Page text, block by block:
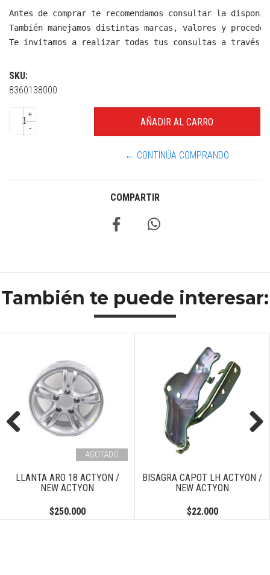
Antes de comprar te recomendamos consultar la
También manejamos distintas marcas, valores y
Te invitamos a realizar todas tus consultas a través
SKU:
8360138000
+
-
← CONTINÚA COMPRANDO
COMPARTIR
También te puede interesar:
AGOTADO
LLANTA ARO 18 ACTYON /
NEW ACTYON
$250.000
BISAGRA CAPOT LH ACTYON /
NEW ACTYON
$22.000